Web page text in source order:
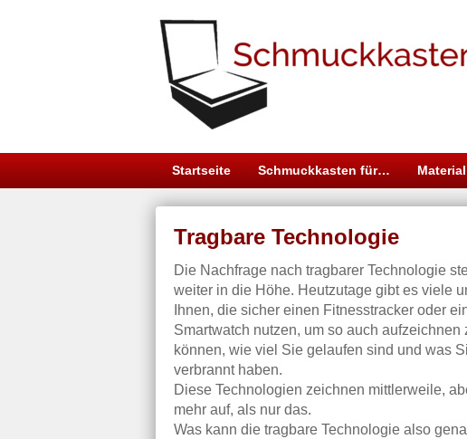
Startseite Schmuckkasten für… Material
Tragbare Technologie
Die Nachfrage nach tragbarer Technologie
weiter in die Höhe. Heutzutage gibt es viele
Ihnen, die sicher einen Fitnesstracker oder
Smartwatch nutzen, um so auch aufzeichnen
können, wie viel Sie gelaufen sind und was
verbrannt haben.
Diese Technologien zeichnen mittlerweile,
mehr auf, als nur das.
Was kann die tragbare Technologie also